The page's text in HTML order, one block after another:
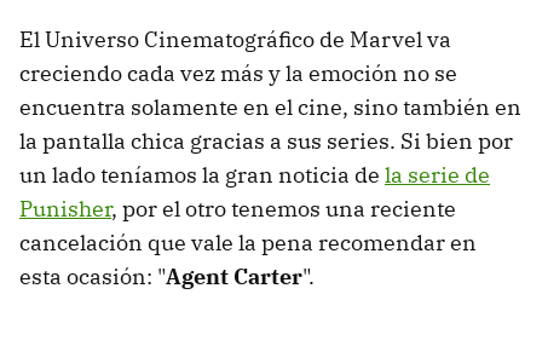
El Universo Cinematográfico de Marvel va
creciendo cada vez más y la emoción no se
encuentra solamente en el cine, sino también en
la pantalla chica gracias a sus series. Si bien por
un lado teníamos la gran noticia de la serie de
Punisher, por el otro tenemos una reciente
cancelación que vale la pena recomendar en
esta ocasión: "Agent Carter".